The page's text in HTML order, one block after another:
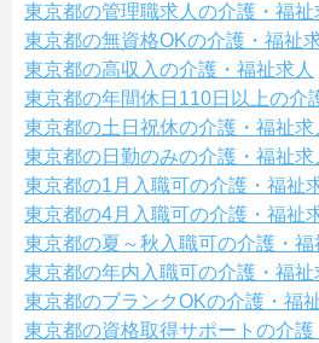
東京都の管理職求人の介護・福祉
東京都の無資格OKの介護・福祉
東京都の高収入の介護・福祉求人
東京都の年間休日110日以上の介
東京都の土日祝休の介護・福祉求
東京都の日勤のみの介護・福祉求
東京都の1月入職可の介護・福祉
東京都の4月入職可の介護・福祉
東京都の夏～秋入職可の介護・福
東京都の年内入職可の介護・福祉
東京都のブランクOKの介護・福
東京都の資格取得サポートの介護